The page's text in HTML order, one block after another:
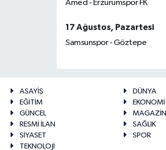
Amed - Erzurumspor FK
17 Ağustos, Pazartesi
Samsunspor - Göztepe
ASAYİŞ
DÜNYA
EĞİTİM
EKONOMİ
GÜNCEL
MAGAZİN
RESMİ İLAN
SAĞLIK
SİYASET
SPOR
TEKNOLOJİ